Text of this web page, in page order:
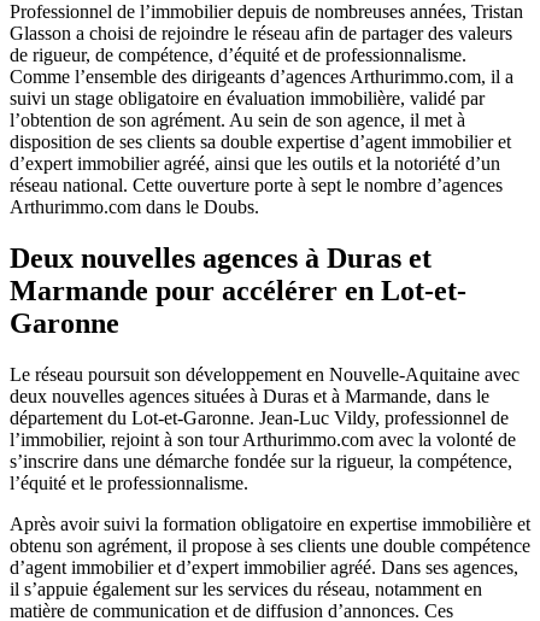
Professionnel de l’immobilier depuis de nombreuses années, Tristan
Glasson a choisi de rejoindre le réseau afin de partager des valeurs
de rigueur, de compétence, d’équité et de professionnalisme.
Comme l’ensemble des dirigeants d’agences Arthurimmo.com, il a
suivi un stage obligatoire en évaluation immobilière, validé par
l’obtention de son agrément. Au sein de son agence, il met à
disposition de ses clients sa double expertise d’agent immobilier et
d’expert immobilier agréé, ainsi que les outils et la notoriété d’un
réseau national. Cette ouverture porte à sept le nombre d’agences
Arthurimmo.com dans le Doubs.
Deux nouvelles agences à Duras et
Marmande pour accélérer en Lot-et-
Garonne
Le réseau poursuit son développement en Nouvelle-Aquitaine avec
deux nouvelles agences situées à Duras et à Marmande, dans le
département du Lot-et-Garonne. Jean-Luc Vildy, professionnel de
l’immobilier, rejoint à son tour Arthurimmo.com avec la volonté de
s’inscrire dans une démarche fondée sur la rigueur, la compétence,
l’équité et le professionnalisme.
Après avoir suivi la formation obligatoire en expertise immobilière et
obtenu son agrément, il propose à ses clients une double compétence
d’agent immobilier et d’expert immobilier agréé. Dans ses agences,
il s’appuie également sur les services du réseau, notamment en
matière de communication et de diffusion d’annonces. Ces